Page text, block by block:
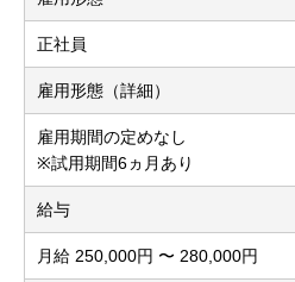
正社員
雇用形態（詳細）
雇用期間の定めなし
※試用期間6ヵ月あり
給与
月給 250,000円 〜 280,000円